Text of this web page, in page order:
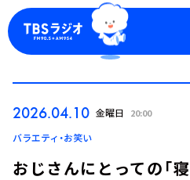
ログイン
2026.04.10 金曜日 20:00
バラエティ・お笑い
おじさんにとっての「